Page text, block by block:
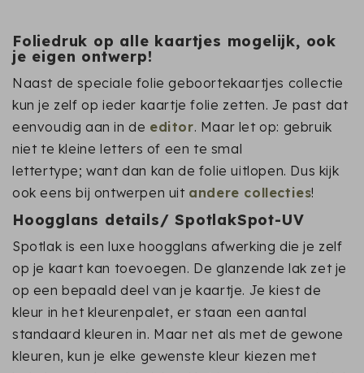
Foliedruk op alle kaartjes mogelijk, ook
je eigen ontwerp!
Naast de speciale folie geboortekaartjes collectie
kun je zelf op ieder kaartje folie zetten. Je past dat
eenvoudig aan in de editor. Maar let op: gebruik
niet te kleine letters of een te smal
lettertype; want dan kan de folie uitlopen. Dus kijk
ook eens bij ontwerpen uit andere collecties!
Hoogglans details/ SpotlakSpot-UV
Spotlak is een luxe hoogglans afwerking die je zelf
op je kaart kan toevoegen. De glanzende lak zet je
op een bepaald deel van je kaartje. Je kiest de
kleur in het kleurenpalet, er staan een aantal
standaard kleuren in. Maar net als met de gewone
kleuren, kun je elke gewenste kleur kiezen met